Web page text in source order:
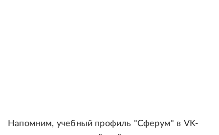
Напомним, учебный профиль "Сферум" в VK-